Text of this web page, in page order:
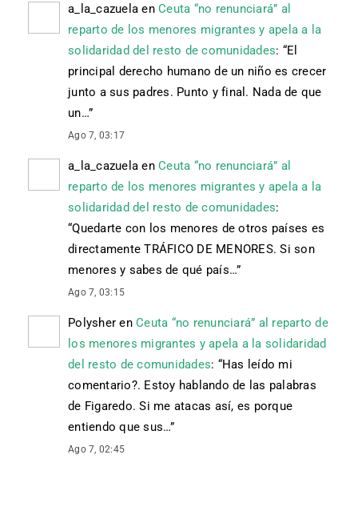
a_la_cazuela en Ceuta “no renunciará” al
reparto de los menores migrantes y apela a la
solidaridad del resto de comunidades: “El
principal derecho humano de un niño es crecer
junto a sus padres. Punto y final. Nada de que
un…”
Ago 7, 03:17
a_la_cazuela en Ceuta “no renunciará” al
reparto de los menores migrantes y apela a la
solidaridad del resto de comunidades:
“Quedarte con los menores de otros países es
directamente TRÁFICO DE MENORES. Si son
menores y sabes de qué país…”
Ago 7, 03:15
Polysher en Ceuta “no renunciará” al reparto de
los menores migrantes y apela a la solidaridad
del resto de comunidades: “Has leído mi
comentario?. Estoy hablando de las palabras
de Figaredo. Si me atacas así, es porque
entiendo que sus…”
Ago 7, 02:45